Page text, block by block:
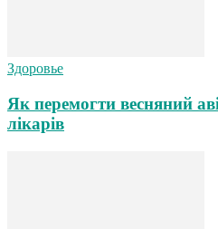
Здоровье
Як перемогти весняний
лікарів